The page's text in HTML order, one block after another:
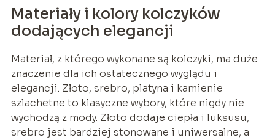
Materiały i kolory kolczyków
dodających elegancji
Materiał, z którego wykonane są kolczyki, ma duże
znaczenie dla ich ostatecznego wyglądu i
elegancji. Złoto, srebro, platyna i kamienie
szlachetne to klasyczne wybory, które nigdy nie
wychodzą z mody. Złoto dodaje ciepła i luksusu,
srebro jest bardziej stonowane i uniwersalne, a